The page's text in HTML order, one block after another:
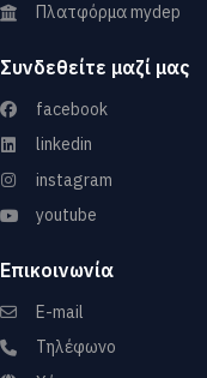
Πλατφόρμα mydep
Συνδεθείτε μαζί μας
facebook
linkedin
instagram
youtube
Επικοινωνία
E-mail
Τηλέφωνο